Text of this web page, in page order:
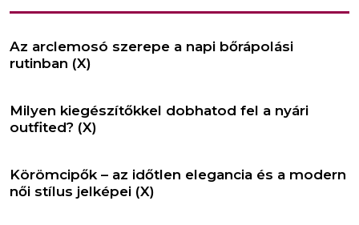
Az arclemosó szerepe a napi bőrápolási
rutinban (X)
Milyen kiegészítőkkel dobhatod fel a nyári
outfited? (X)
Körömcipők – az időtlen elegancia és a modern
női stílus jelképei (X)